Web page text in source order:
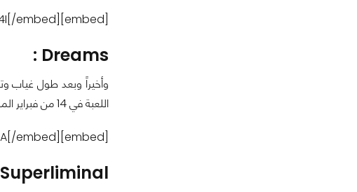
Dreams :
اللعبة في 14 من فبراير المقبل وإليكم عرض تشويقي جديد لها
Superliminal :